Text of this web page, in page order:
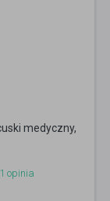
medyczny,
1 opinia